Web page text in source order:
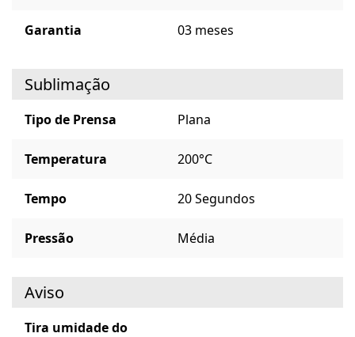
Garantia 03 meses
Sublimação
Tipo de Prensa Plana
Temperatura 200°C
Tempo 20 Segundos
Pressão Média
Aviso
Tira umidade do